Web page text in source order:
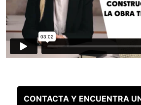
CONTACTA Y ENCUENTRA